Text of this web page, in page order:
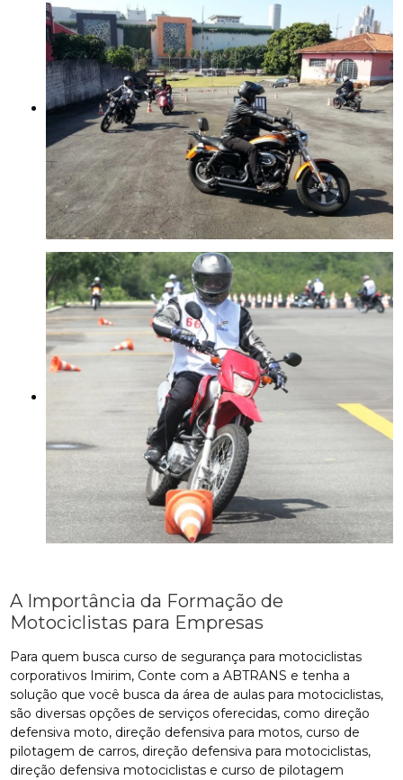
A Importância da Formação de
Motociclistas para Empresas
Para quem busca curso de segurança para motociclistas
corporativos Imirim, Conte com a ABTRANS e tenha a
solução que você busca da área de aulas para motociclistas,
são diversas opções de serviços oferecidas, como direção
defensiva moto, direção defensiva para motos, curso de
pilotagem de carros, direção defensiva para motociclistas,
direção defensiva motociclistas e curso de pilotagem